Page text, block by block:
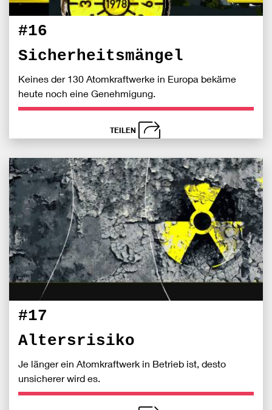
#16
Sicherheitsmängel
Keines der 130 Atomkraftwerke in Europa bekäme
heute noch eine Genehmigung.
TEILEN
schließen
Bei
#17
Altersrisiko
Je länger ein Atomkraftwerk in Betrieb ist, desto
unsicherer wird es.